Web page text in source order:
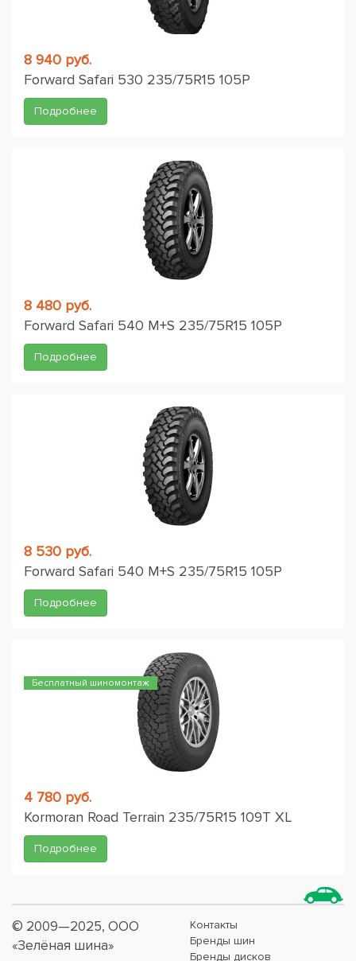
8 940 руб.
Forward Safari 530 235/75R15 105P
Подробнее
8 480 руб.
Forward Safari 540 M+S 235/75R15 105P
Подробнее
8 530 руб.
Forward Safari 540 M+S 235/75R15 105P
Подробнее
Бесплатный шиномонтаж
4 780 руб.
Kormoran Road Terrain 235/75R15 109T XL
Подробнее
© 2009—2025, ООО
«Зелёная шина»
Контакты
Бренды шин
Бренды дисков